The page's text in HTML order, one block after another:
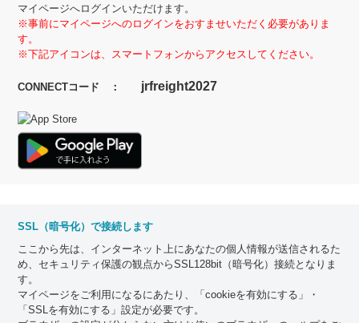
マイページへログインいただけます。
※事前にマイページへのログインをおすませいただく必要がありま
す。
※下記アイコンは、スマートフォンからアクセスしてください。
CONNECTコード ： jrfreight2027
SSL（暗号化）で接続します
ここから先は、インターネット上にあなたの個人情報が送信されるた
め、セキュリティ保護の観点からSSL128bit（暗号化）接続となりま
す。
マイページをご利用になるにあたり、「cookieを有効にする」・
「SSLを有効にする」設定が必要です。